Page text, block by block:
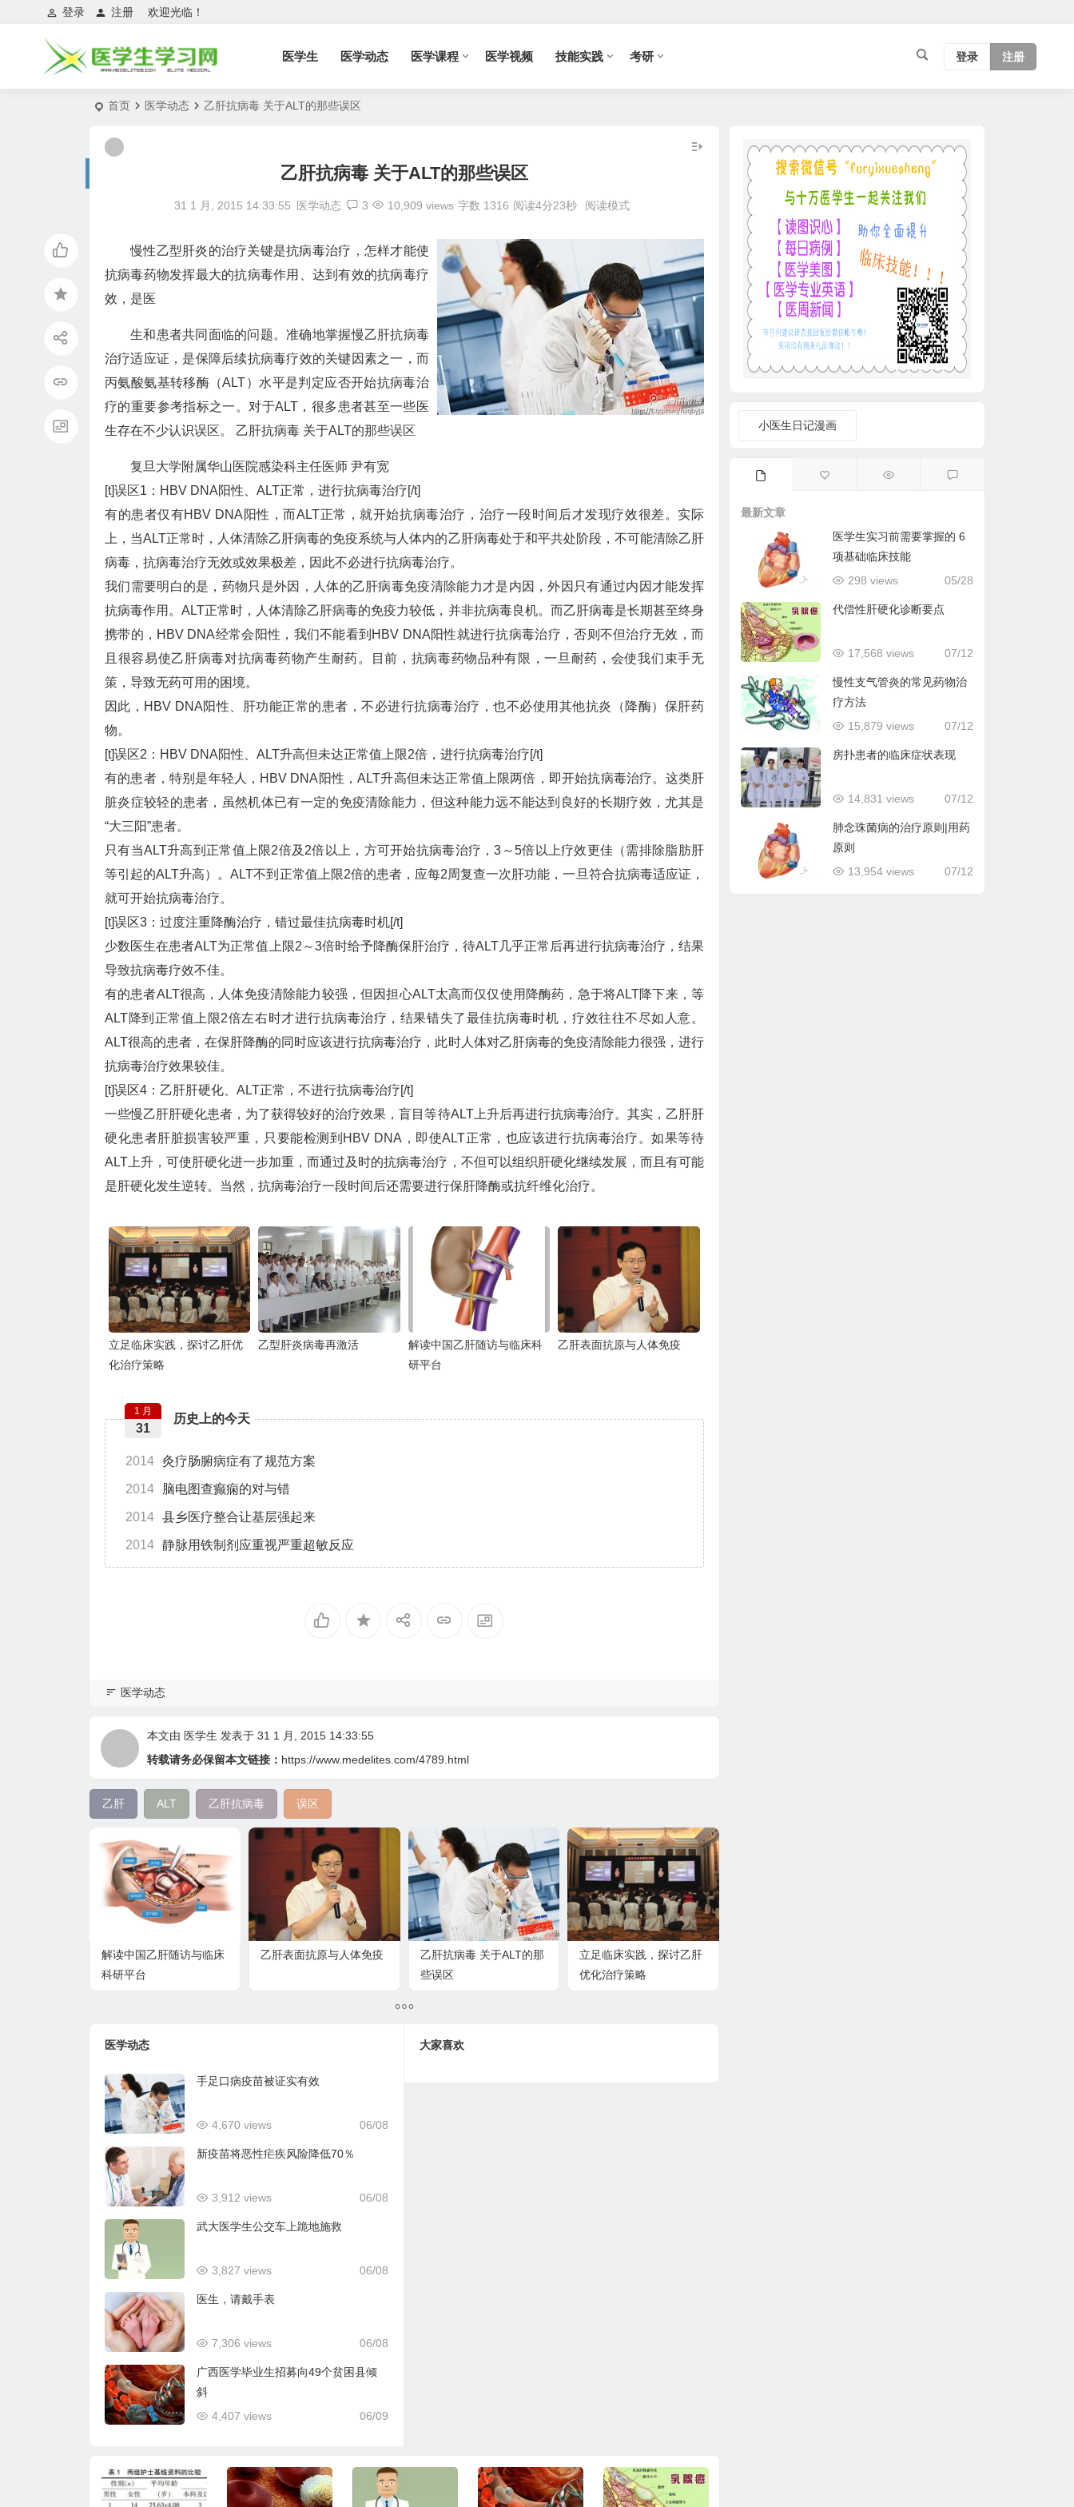
欢迎光临！
登录 注册
医学生 医学动态 医学课程 医学视频 技能实践 考研 登录 注册
首页 医学动态 乙肝抗病毒 关于ALT的那些误区
乙肝抗病毒 关于ALT的那些误区
31 1 月, 2015 14:33:55 医学动态 3 10,909 views 字数 1316 阅读4分23秒 阅读模式
慢性乙型肝炎的治疗关键是抗病毒治疗，怎样才能使
抗病毒药物发挥最大的抗病毒作用、达到有效的抗病毒疗
效，是医
生和患者共同面临的问题。准确地掌握慢乙肝抗病毒
治疗适应证，是保障后续抗病毒疗效的关键因素之一，而
丙氨酸氨基转移酶（ALT）水平是判定应否开始抗病毒治
疗的重要参考指标之一。对于ALT，很多患者甚至一些医
生存在不少认识误区。 乙肝抗病毒 关于ALT的那些误区
复旦大学附属华山医院感染科主任医师 尹有宽
[t]误区1：HBV DNA阳性、ALT正常，进行抗病毒治疗[/t]
有的患者仅有HBV DNA阳性，而ALT正常，就开始抗病毒治疗，治疗一段时间后才发现疗效很差。实际
上，当ALT正常时，人体清除乙肝病毒的免疫系统与人体内的乙肝病毒处于和平共处阶段，不可能清除乙肝
病毒，抗病毒治疗无效或效果极差，因此不必进行抗病毒治疗。
我们需要明白的是，药物只是外因，人体的乙肝病毒免疫清除能力才是内因，外因只有通过内因才能发挥
抗病毒作用。ALT正常时，人体清除乙肝病毒的免疫力较低，并非抗病毒良机。而乙肝病毒是长期甚至终身
携带的，HBV DNA经常会阳性，我们不能看到HBV DNA阳性就进行抗病毒治疗，否则不但治疗无效，而
且很容易使乙肝病毒对抗病毒药物产生耐药。目前，抗病毒药物品种有限，一旦耐药，会使我们束手无
策，导致无药可用的困境。
因此，HBV DNA阳性、肝功能正常的患者，不必进行抗病毒治疗，也不必使用其他抗炎（降酶）保肝药
物。
[t]误区2：HBV DNA阳性、ALT升高但未达正常值上限2倍，进行抗病毒治疗[/t]
有的患者，特别是年轻人，HBV DNA阳性，ALT升高但未达正常值上限两倍，即开始抗病毒治疗。这类肝
脏炎症较轻的患者，虽然机体已有一定的免疫清除能力，但这种能力远不能达到良好的长期疗效，尤其是
“大三阳”患者。
只有当ALT升高到正常值上限2倍及2倍以上，方可开始抗病毒治疗，3～5倍以上疗效更佳（需排除脂肪肝
等引起的ALT升高）。ALT不到正常值上限2倍的患者，应每2周复查一次肝功能，一旦符合抗病毒适应证，
就可开始抗病毒治疗。
[t]误区3：过度注重降酶治疗，错过最佳抗病毒时机[/t]
少数医生在患者ALT为正常值上限2～3倍时给予降酶保肝治疗，待ALT几乎正常后再进行抗病毒治疗，结果
导致抗病毒疗效不佳。
有的患者ALT很高，人体免疫清除能力较强，但因担心ALT太高而仅仅使用降酶药，急于将ALT降下来，等
ALT降到正常值上限2倍左右时才进行抗病毒治疗，结果错失了最佳抗病毒时机，疗效往往不尽如人意。
ALT很高的患者，在保肝降酶的同时应该进行抗病毒治疗，此时人体对乙肝病毒的免疫清除能力很强，进行
抗病毒治疗效果较佳。
[t]误区4：乙肝肝硬化、ALT正常，不进行抗病毒治疗[/t]
一些慢乙肝肝硬化患者，为了获得较好的治疗效果，盲目等待ALT上升后再进行抗病毒治疗。其实，乙肝肝
硬化患者肝脏损害较严重，只要能检测到HBV DNA，即使ALT正常，也应该进行抗病毒治疗。如果等待
ALT上升，可使肝硬化进一步加重，而通过及时的抗病毒治疗，不但可以组织肝硬化继续发展，而且有可能
是肝硬化发生逆转。当然，抗病毒治疗一段时间后还需要进行保肝降酶或抗纤维化治疗。
立足临床实践，探讨乙肝优
化治疗策略
乙型肝炎病毒再激活
解读中国乙肝随访与临床科
研平台
乙肝表面抗原与人体免疫
历史上的今天
1 月
31
2014 灸疗肠腑病症有了规范方案
2014 脑电图查癫痫的对与错
2014 县乡医疗整合让基层强起来
2014 静脉用铁制剂应重视严重超敏反应
医学动态
本文由 医学生 发表于 31 1 月, 2015 14:33:55
转载请务必保留本文链接： https://www.medelites.com/4789.html
乙肝 ALT 乙肝抗病毒 误区
解读中国乙肝随访与临床
科研平台
乙肝表面抗原与人体免疫
乙肝抗病毒 关于ALT的那
些误区
立足临床实践，探讨乙肝
优化治疗策略
医学动态
手足口病疫苗被证实有效
06/08
4,670 views
新疫苗将恶性疟疾风险降低70％
06/08
3,912 views
武大医学生公交车上跪地施救
06/08
3,827 views
医生，请戴手表
06/08
7,306 views
广西医学毕业生招募向49个贫困县倾
斜
06/09
4,407 views
大家喜欢
小医生日记漫画
最新文章
医学生实习前需要掌握的 6
项基础临床技能
05/28
298 views
代偿性肝硬化诊断要点
07/12
17,568 views
慢性支气管炎的常见药物治
疗方法
07/12
15,879 views
房扑患者的临床症状表现
07/12
14,831 views
肺念珠菌病的治疗原则|用药
原则
07/12
13,954 views